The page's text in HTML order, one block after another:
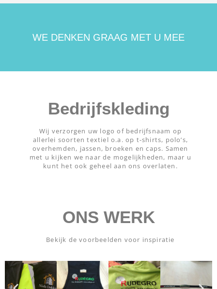
WE DENKEN GRAAG MET U MEE
Bedrijfskleding
Wij verzorgen uw logo of bedrijfsnaam op
allerlei soorten textiel o.a. op t-shirts, polo’s,
overhemden, jassen, broeken en caps. Samen
met u kijken we naar de mogelijkheden, maar u
kunt het ook geheel aan ons overlaten.
ONS WERK
Bekijk de voorbeelden voor inspiratie